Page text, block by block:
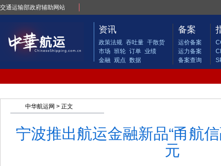
交通运输部政府辅助网站
资讯
政策法规 吞吐量 干散货
市场 班轮 订单 业绩
金融 观点 数据
备案
运价备案
运力备案
备案查询
中华航运网 > 正文
宁波推出航运金融新品“甬航
元